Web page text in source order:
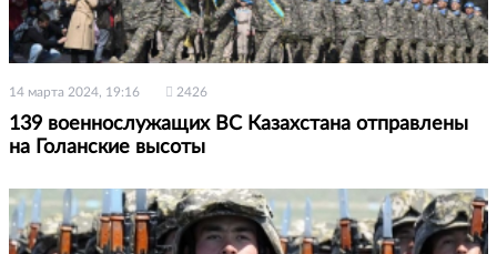
14 марта 2024, 19:16 2426
139 военнослужащих ВС Казахстана отправлены
на Голанские высоты